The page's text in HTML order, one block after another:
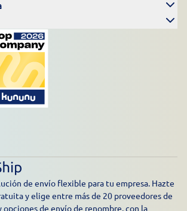
de envío flexible para tu empresa. Hazte
y elige entre más de 20 proveedores de
opciones de envío de renombre, con la